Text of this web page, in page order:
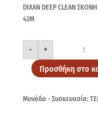
DIXAN DEEP CLEAN
42M
-
DIXAN
CLEAN
ΦΡ.ΑΝΟΙΞΗΣ
2.31KG
42M
+
Προσθήκη στο
Μονάδα - Συσκευασία: